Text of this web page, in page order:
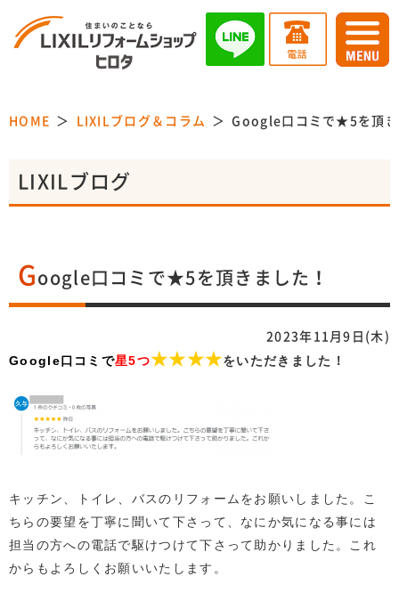
HOME LIXILブログ＆コラム Google口コミで★5を頂き
LIXILブログ
G oogle口コミで★5を頂きました！
2023年11月9日(木)
Google口コミで星5つ★★★★をいただきました！
キッチン、トイレ、バスのリフォームをお願いしました。こ
ちらの要望を丁寧に聞いて下さって、なにか気になる事には
担当の方への電話で駆けつけて下さって助かりました。これ
からもよろしくお願いいたします。